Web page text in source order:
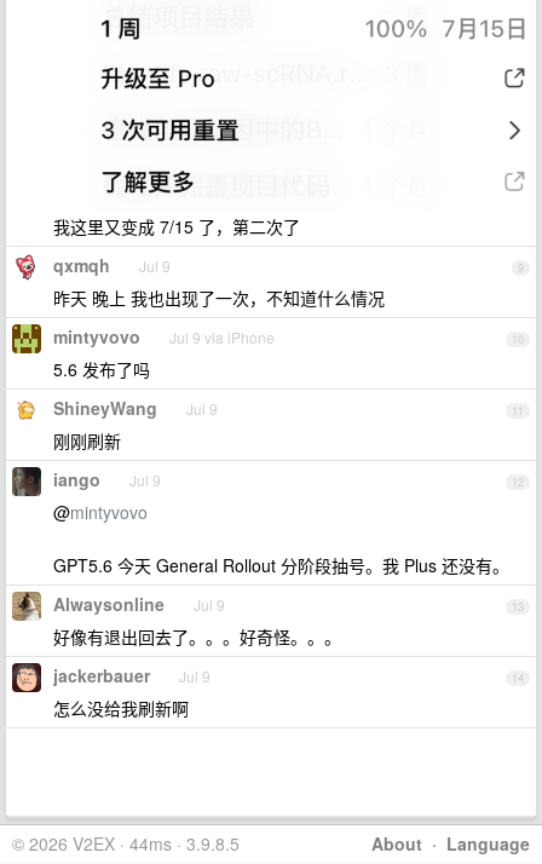
我这里又变成 7/15 了，第二次了
9
qxmqh Jul 9
昨天 晚上 我也出现了一次，不知道什么情况
10
mintyvovo Jul 9 via iPhone
5.6 发布了吗
11
ShineyWang Jul 9
刚刚刷新
12
iango Jul 9
@mintyvovo
GPT5.6 今天 General Rollout 分阶段抽号。我 Plus 还没有。
13
Alwaysonline Jul 9
好像有退出回去了。。。好奇怪。。。
14
jackerbauer Jul 9
怎么没给我刷新啊
About · Language
© 2026 V2EX · 44ms · 3.9.8.5